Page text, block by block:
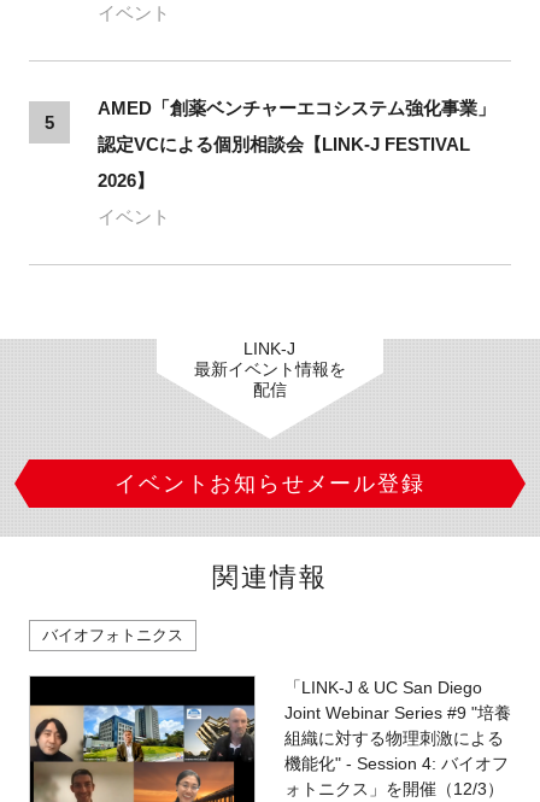
イベント
5
AMED「創薬ベンチャーエコシステム強化事業」
認定VCによる個別相談会【LINK-J FESTIVAL
2026】
イベント
LINK-J
最新イベント情報を
配信
イベントお知らせメール登録
関連情報
バイオフォトニクス
「LINK-J & UC San Diego
Joint Webinar Series #9 "培養
組織に対する物理刺激による
機能化" - Session 4: バイオフ
ォトニクス」を開催（12/3）